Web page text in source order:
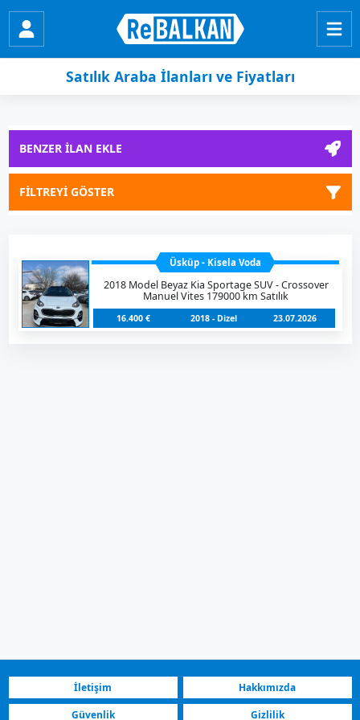
Satılık Araba İlanları ve Fiyatları
BENZER İLAN EKLE
FİLTREYİ GÖSTER
Üsküp - Kisela Voda
2018 Model Beyaz Kia Sportage SUV - Crossover
Manuel Vites 179000 km Satılık
16.400 € 2018 - Dizel 23.07.2026
İletişim
Hakkımızda
Güvenlik
Gizlilik